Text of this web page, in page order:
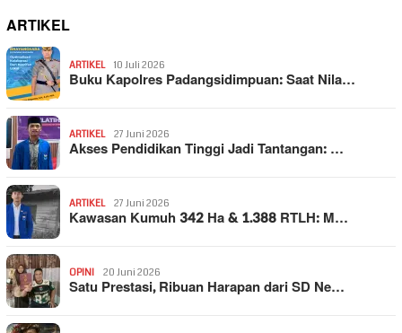
ARTIKEL
ARTIKEL 10 Juli 2026
Buku Kapolres Padangsidimpuan: Saat Nila…
ARTIKEL 27 Juni 2026
Akses Pendidikan Tinggi Jadi Tantangan: …
ARTIKEL 27 Juni 2026
Kawasan Kumuh 342 Ha & 1.388 RTLH: M…
OPINI 20 Juni 2026
Satu Prestasi, Ribuan Harapan dari SD Ne…